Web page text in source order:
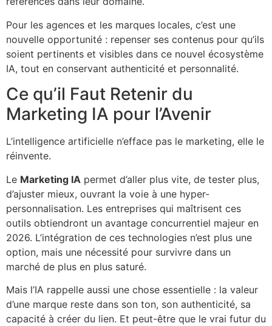
Pour les agences et les marques locales, c’est une
nouvelle opportunité : repenser ses contenus pour qu’ils
soient pertinents et visibles dans ce nouvel écosystème
IA, tout en conservant authenticité et personnalité.
Ce qu’il Faut Retenir du
Marketing IA pour l’Avenir
L’intelligence artificielle n’efface pas le marketing, elle le
réinvente.
Le Marketing IA permet d’aller plus vite, de tester plus,
d’ajuster mieux, ouvrant la voie à une hyper-
personnalisation. Les entreprises qui maîtrisent ces
outils obtiendront un avantage concurrentiel majeur en
2026. L’intégration de ces technologies n’est plus une
option, mais une nécessité pour survivre dans un
marché de plus en plus saturé.
Mais l’IA rappelle aussi une chose essentielle : la valeur
d’une marque reste dans son ton, son authenticité, sa
capacité à créer du lien. Et peut-être que le vrai futur du